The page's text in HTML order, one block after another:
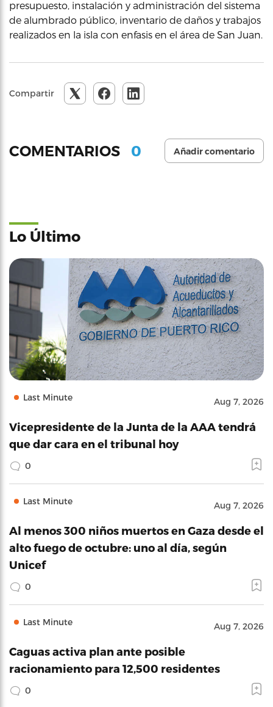
presupuesto, instalación y administración del sistema
de alumbrado público, inventario de daños y trabajos
realizados en la isla con enfasis en el área de San Juan.
Compartir
COMENTARIOS 0 Añadir comentario
Lo Último
Last Minute Aug 7, 2026
Vicepresidente de la Junta de la AAA tendrá
que dar cara en el tribunal hoy
0
Last Minute Aug 7, 2026
Al menos 300 niños muertos en Gaza desde el
alto fuego de octubre: uno al día, según
Unicef
0
Last Minute Aug 7, 2026
Caguas activa plan ante posible
racionamiento para 12,500 residentes
0